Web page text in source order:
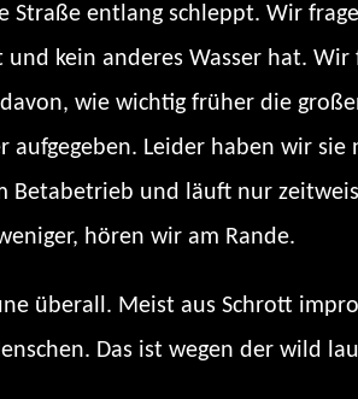
entlang schleppt. Wir
kein anderes Wasser hat.
wie wichtig früher die
aufgegeben. Leider haben wir
und läuft nur
hören wir am Rande.
überall. Meist aus Schrott
Das ist wegen der wild